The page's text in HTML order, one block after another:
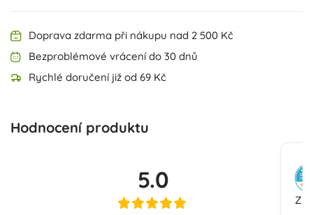
Doprava zdarma při nákupu nad 2 500 Kč
Bezproblémové vrácení do 30 dnů
Rychlé doručení již od 69 Kč
Hodnocení produktu
5.0